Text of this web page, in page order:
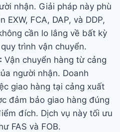
nhận. Giải pháp này phù
EXW, FCA, DAP, và DDP,
cần lo lắng về bất kỳ
trình vận chuyển.
Vận chuyển hàng từ cảng
người nhận. Doanh
giao hàng tại cảng xuất
đảm bảo giao hàng đúng
đích. Dịch vụ này tối ưu
FAS và FOB.